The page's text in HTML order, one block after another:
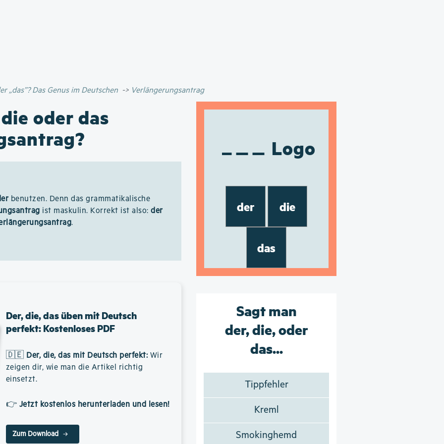
„das”? Das Genus im Deutschen Verlängerungsantrag
oder das
benutzen. Denn das grammatikalische
ist maskulin. Korrekt ist also:der
.
Der, die, das üben mit Deutsch
perfekt: Kostenloses PDF
🇩🇪 Der, die, das mit Deutsch perfekt: Wir
zeigen dir, wie man die Artikel richtig
einsetzt.
👉 Jetzt kostenlos herunterladen und lesen!
Zum Download
Logo
der die
das
Sagt man
der, die, oder
das...
Tippfehler
Kreml
Smokinghemd